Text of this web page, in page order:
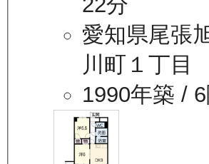
愛知県尾張
川町１丁目
1990年築 /